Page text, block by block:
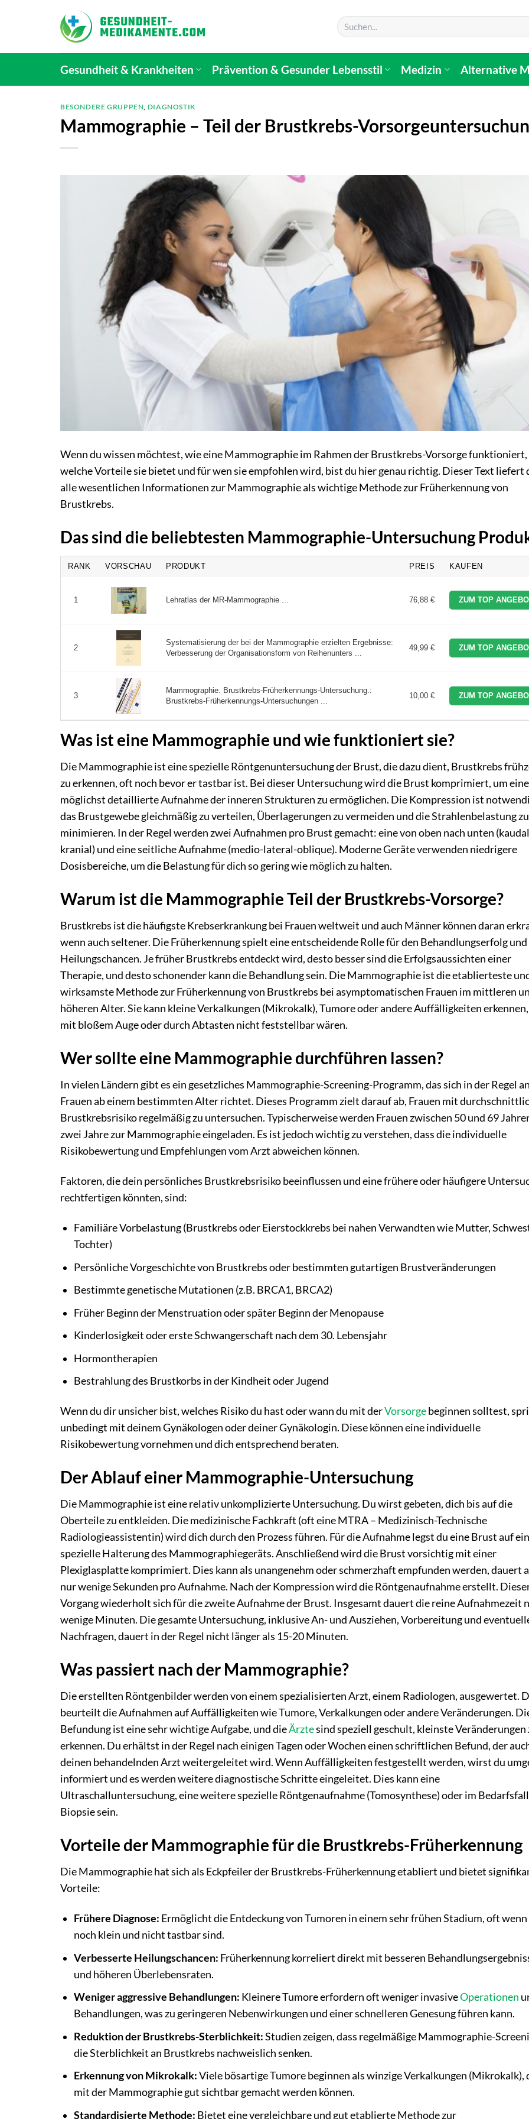
Gesundheit & Krankheiten Prävention & Gesunder Lebensstil Medizin Alternative
BESONDERE GRUPPEN, DIAGNOSTIK
Mammographie – Teil der Brustkrebs-
Wenn du wissen möchtest, wie eine Mammographie im Rahmen der Brustkrebs-Vorsorge funktioniert,
welche Vorteile sie bietet und für wen sie empfohlen wird, bist du hier genau richtig. Dieser Text liefert
alle wesentlichen Informationen zur Mammographie als wichtige Methode zur Früherkennung von
Brustkrebs.
Das sind die beliebtesten Mammographie-Untersuchung
RANK VORSCHAU PRODUKT PREIS KAUFEN
1 Lehratlas der MR-Mammographie ... 76,88 € ZUM TOP
2
Systematisierung der bei der Mammographie erzielten Ergebnisse:
Verbesserung der Organisationsform von Reihenunters ...
49,99 € ZUM TOP
3
Mammographie. Brustkrebs-Früherkennungs-Untersuchung.:
Brustkrebs-Früherkennungs-Untersuchungen ...
10,00 € ZUM TOP
Was ist eine Mammographie und wie funktioniert sie?
Die Mammographie ist eine spezielle Röntgenuntersuchung der Brust, die dazu dient, Brustkrebs
zu erkennen, oft noch bevor er tastbar ist. Bei dieser Untersuchung wird die Brust komprimiert, um eine
möglichst detaillierte Aufnahme der inneren Strukturen zu ermöglichen. Die Kompression ist
das Brustgewebe gleichmäßig zu verteilen, Überlagerungen zu vermeiden und die Strahlenbelastung zu
minimieren. In der Regel werden zwei Aufnahmen pro Brust gemacht: eine von oben nach unten
kranial) und eine seitliche Aufnahme (medio-lateral-oblique). Moderne Geräte verwenden niedrigere
Dosisbereiche, um die Belastung für dich so gering wie möglich zu halten.
Warum ist die Mammographie Teil der Brustkrebs-Vorsorge?
Brustkrebs ist die häufigste Krebserkrankung bei Frauen weltweit und auch Männer können daran
wenn auch seltener. Die Früherkennung spielt eine entscheidende Rolle für den Behandlungserfolg
Heilungschancen. Je früher Brustkrebs entdeckt wird, desto besser sind die Erfolgsaussichten einer
Therapie, und desto schonender kann die Behandlung sein. Die Mammographie ist die etablierteste
wirksamste Methode zur Früherkennung von Brustkrebs bei asymptomatischen Frauen im mittleren
höheren Alter. Sie kann kleine Verkalkungen (Mikrokalk), Tumore oder andere Auffälligkeiten
mit bloßem Auge oder durch Abtasten nicht feststellbar wären.
Wer sollte eine Mammographie durchführen lassen?
In vielen Ländern gibt es ein gesetzliches Mammographie-Screening-Programm, das sich in der Regel an
Frauen ab einem bestimmten Alter richtet. Dieses Programm zielt darauf ab, Frauen mit
Brustkrebsrisiko regelmäßig zu untersuchen. Typischerweise werden Frauen zwischen 50 und 69
zwei Jahre zur Mammographie eingeladen. Es ist jedoch wichtig zu verstehen, dass die individuelle
Risikobewertung und Empfehlungen vom Arzt abweichen können.
Faktoren, die dein persönliches Brustkrebsrisiko beeinflussen und eine frühere oder häufigere
rechtfertigen könnten, sind:
Familiäre Vorbelastung (Brustkrebs oder Eierstockkrebs bei nahen Verwandten wie Mutter,
Tochter)
Persönliche Vorgeschichte von Brustkrebs oder bestimmten gutartigen Brustveränderungen
Bestimmte genetische Mutationen (z.B. BRCA1, BRCA2)
Früher Beginn der Menstruation oder später Beginn der Menopause
Kinderlosigkeit oder erste Schwangerschaft nach dem 30. Lebensjahr
Hormontherapien
Bestrahlung des Brustkorbs in der Kindheit oder Jugend
Wenn du dir unsicher bist, welches Risiko du hast oder wann du mit derVorsorgebeginnen solltest,
unbedingt mit deinem Gynäkologen oder deiner Gynäkologin. Diese können eine individuelle
Risikobewertung vornehmen und dich entsprechend beraten.
Der Ablauf einer Mammographie-Untersuchung
Die Mammographie ist eine relativ unkomplizierte Untersuchung. Du wirst gebeten, dich bis auf die
Oberteile zu entkleiden. Die medizinische Fachkraft (oft eine MTRA – Medizinisch-Technische
Radiologieassistentin) wird dich durch den Prozess führen. Für die Aufnahme legst du eine Brust auf
spezielle Halterung des Mammographiegeräts. Anschließend wird die Brust vorsichtig mit einer
Plexiglasplatte komprimiert. Dies kann als unangenehm oder schmerzhaft empfunden werden, dauert
nur wenige Sekunden pro Aufnahme. Nach der Kompression wird die Röntgenaufnahme erstellt.
Vorgang wiederholt sich für die zweite Aufnahme der Brust. Insgesamt dauert die reine Aufnahmezeit
wenige Minuten. Die gesamte Untersuchung, inklusive An- und Ausziehen, Vorbereitung und
Nachfragen, dauert in der Regel nicht länger als 15-20 Minuten.
Was passiert nach der Mammographie?
Die erstellten Röntgenbilder werden von einem spezialisierten Arzt, einem Radiologen, ausgewertet.
beurteilt die Aufnahmen auf Auffälligkeiten wie Tumore, Verkalkungen oder andere Veränderungen.
Befundung ist eine sehr wichtige Aufgabe, und dieÄrztesind speziell geschult, kleinste Veränderungen
erkennen. Du erhältst in der Regel nach einigen Tagen oder Wochen einen schriftlichen Befund, der
deinen behandelnden Arzt weitergeleitet wird. Wenn Auffälligkeiten festgestellt werden, wirst du
informiert und es werden weitere diagnostische Schritte eingeleitet. Dies kann eine
Ultraschalluntersuchung, eine weitere spezielle Röntgenaufnahme (Tomosynthese) oder im
Biopsie sein.
Vorteile der Mammographie für die Brustkrebs-Früherkennung
Die Mammographie hat sich als Eckpfeiler der Brustkrebs-Früherkennung etabliert und bietet
Vorteile:
Frühere Diagnose: Ermöglicht die Entdeckung von Tumoren in einem sehr frühen Stadium, oft wenn
noch klein und nicht tastbar sind.
Verbesserte Heilungschancen: Früherkennung korreliert direkt mit besseren
und höheren Überlebensraten.
Weniger aggressive Behandlungen: Kleinere Tumore erfordern oft weniger invasiveOperationen
Behandlungen, was zu geringeren Nebenwirkungen und einer schnelleren Genesung führen kann.
Reduktion der Brustkrebs-Sterblichkeit:Studien zeigen, dass regelmäßige Mammographie-
die Sterblichkeit an Brustkrebs nachweislich senken.
Erkennung von Mikrokalk:Viele bösartige Tumore beginnen als winzige Verkalkungen (Mikrokalk),
mit der Mammographie gut sichtbar gemacht werden können.
Standardisierte Methode: Bietet eine vergleichbare und gut etablierte Methode zur